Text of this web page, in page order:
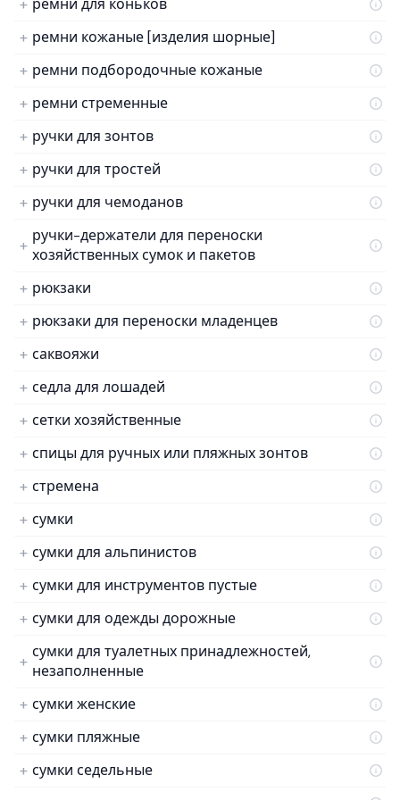
ремни для коньков
ремни кожаные [изделия шорные]
ремни подбородочные кожаные
ремни стременные
ручки для зонтов
ручки для тростей
ручки для чемоданов
ручки-держатели для переноски
хозяйственных сумок и пакетов
рюкзаки
рюкзаки для переноски младенцев
саквояжи
седла для лошадей
сетки хозяйственные
спицы для ручных или пляжных зонтов
стремена
сумки
сумки для альпинистов
сумки для инструментов пустые
сумки для одежды дорожные
сумки для туалетных принадлежностей,
незаполненные
сумки женские
сумки пляжные
сумки седельные